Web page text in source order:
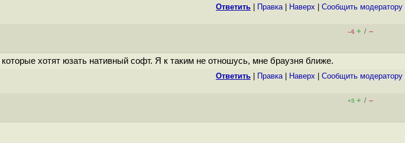
Ответить Правка| Наверх Cообщить модератору
–6 + / –
хотят юзать нативный софт. Я к таким не отношусь, мне браузня ближе.
Ответить Правка| Наверх Cообщить модератору
+5 + / –